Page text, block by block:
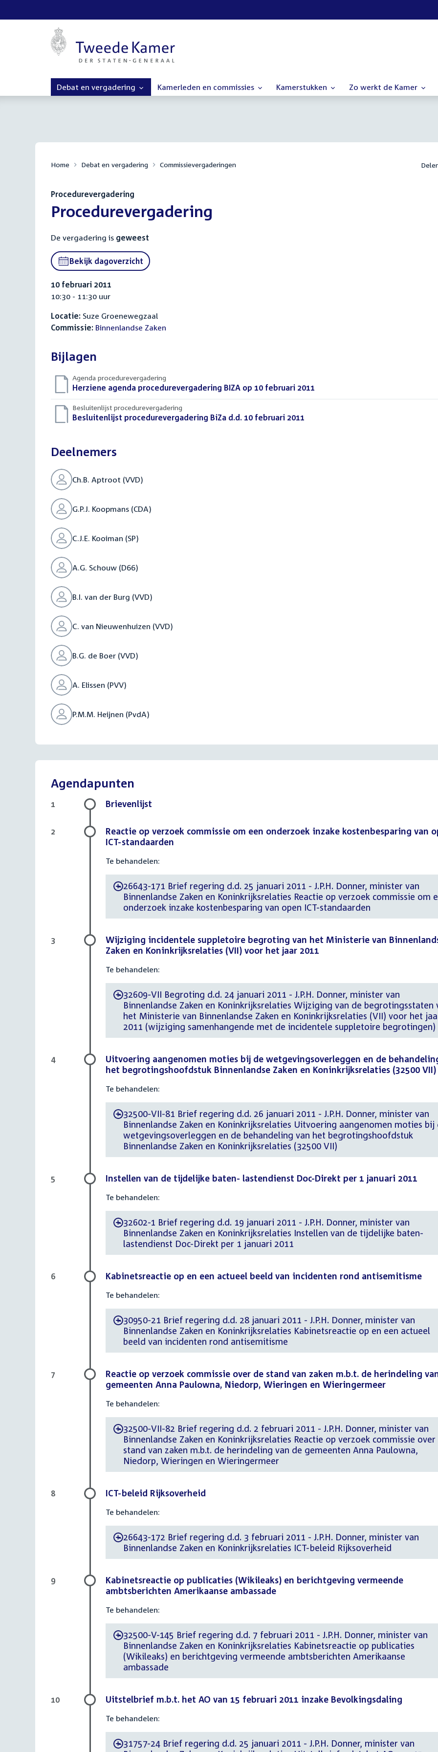
Debat en vergadering Kamerleden en commissies Kamerstukken Zo werkt de Kamer
Home Debat en vergadering Commissievergaderingen
Procedurevergadering
:Procedurevergadering
De vergadering is geweest
Bekijk dagoverzicht
10 februari 2011
10:30 - 11:30 uur
Locatie: Suze Groenewegzaal
Commissie: Binnenlandse Zaken
Bijlagen
Agenda procedurevergadering
Download
bestand:
Herziene agenda procedurevergadering BIZA op 10 februari 2011
Besluitenlijst procedurevergadering
Download
Besluitenlijst procedurevergadering BiZa d.d. 10 februari 2011
Deelnemers
Ch.B. Aptroot (VVD)
G.P.J. Koopmans (CDA)
C.J.E. Kooiman (SP)
A.G. Schouw (D66)
B.I. van der Burg (VVD)
C. van Nieuwenhuizen (VVD)
B.G. de Boer (VVD)
A. Elissen (PVV)
P.M.M. Heijnen (PvdA)
Agendapunten
Brievenlijst
1
Reactie op verzoek commissie om een onderzoek inzake kostenbesparing van
ICT-standaarden
Te behandelen:
-26643-171 Brief regering d.d. 25 januari 2011 - J.P.H. Donner, minister van
Binnenlandse Zaken en Koninkrijksrelaties Reactie op verzoek commissie om
onderzoek inzake kostenbesparing van open ICT-standaarden
2
Wijziging incidentele suppletoire begroting van het Ministerie van
Zaken en Koninkrijksrelaties (VII) voor het jaar 2011
Te behandelen:
-32609-VII Begroting d.d. 24 januari 2011 - J.P.H. Donner, minister van
Binnenlandse Zaken en Koninkrijksrelaties Wijziging van de begrotingsstaten
het Ministerie van Binnenlandse Zaken en Koninkrijksrelaties (VII) voor het
2011 (wijziging samenhangende met de incidentele suppletoire begrotingen)
3
Uitvoering aangenomen moties bij de wetgevingsoverleggen en de
het begrotingshoofdstuk Binnenlandse Zaken en Koninkrijksrelaties (32500 VII)
Te behandelen:
-32500-VII-81 Brief regering d.d. 26 januari 2011 - J.P.H. Donner, minister van
Binnenlandse Zaken en Koninkrijksrelaties Uitvoering aangenomen moties bij
wetgevingsoverleggen en de behandeling van het begrotingshoofdstuk
Binnenlandse Zaken en Koninkrijksrelaties (32500 VII)
4
Instellen van de tijdelijke baten- lastendienst Doc-Direkt per 1 januari 2011
Te behandelen:
-32602-1 Brief regering d.d. 19 januari 2011 - J.P.H. Donner, minister van
Binnenlandse Zaken en Koninkrijksrelaties Instellen van de tijdelijke baten-
lastendienst Doc-Direkt per 1 januari 2011
5
Kabinetsreactie op en een actueel beeld van incidenten rond antisemitisme
Te behandelen:
-30950-21 Brief regering d.d. 28 januari 2011 - J.P.H. Donner, minister van
Binnenlandse Zaken en Koninkrijksrelaties Kabinetsreactie op en een actueel
beeld van incidenten rond antisemitisme
6
Reactie op verzoek commissie over de stand van zaken m.b.t. de herindeling
gemeenten Anna Paulowna, Niedorp, Wieringen en Wieringermeer
Te behandelen:
-32500-VII-82 Brief regering d.d. 2 februari 2011 - J.P.H. Donner, minister van
Binnenlandse Zaken en Koninkrijksrelaties Reactie op verzoek commissie over
stand van zaken m.b.t. de herindeling van de gemeenten Anna Paulowna,
Niedorp, Wieringen en Wieringermeer
7
ICT-beleid Rijksoverheid
Te behandelen:
-26643-172 Brief regering d.d. 3 februari 2011 - J.P.H. Donner, minister van
Binnenlandse Zaken en Koninkrijksrelaties ICT-beleid Rijksoverheid
8
Kabinetsreactie op publicaties (Wikileaks) en berichtgeving vermeende
ambtsberichten Amerikaanse ambassade
Te behandelen:
-32500-V-145 Brief regering d.d. 7 februari 2011 - J.P.H. Donner, minister van
Binnenlandse Zaken en Koninkrijksrelaties Kabinetsreactie op publicaties
(Wikileaks) en berichtgeving vermeende ambtsberichten Amerikaanse
ambassade
9
Uitstelbrief m.b.t. het AO van 15 februari 2011 inzake Bevolkingsdaling
Te behandelen:
-31757-24 Brief regering d.d. 25 januari 2011 - J.P.H. Donner, minister van
10